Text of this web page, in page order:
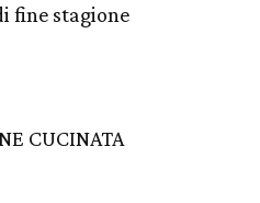
fine stagione
CUCINATA